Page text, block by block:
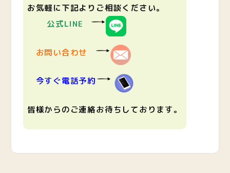
お気軽に下記よりご相談ください。
公式LINE
お問い合わせ
今すぐ電話予約
皆様からのご連絡お待ちしております。